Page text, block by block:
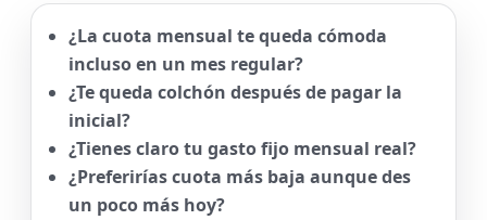
¿La cuota mensual te queda cómoda
incluso en un mes regular?
¿Te queda colchón después de pagar la
inicial?
¿Tienes claro tu gasto fijo mensual real?
¿Preferirías cuota más baja aunque des
un poco más hoy?